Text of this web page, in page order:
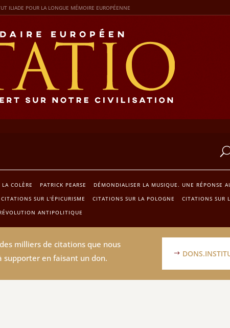
ILIADE POUR LA LONGUE MÉMOIRE EUROPÉENNE
COLÈRE PATRICK PEARSE
DÉMONDIALISER LA MUSIQUE. UNE RÉPONSE
CITATIONS SUR L'ÉPICURISME CITATIONS SUR LA POLOGNE CITATIONS SUR
ANTIPOLITIQUE
milliers de citations que nous
supporter en faisant un don.